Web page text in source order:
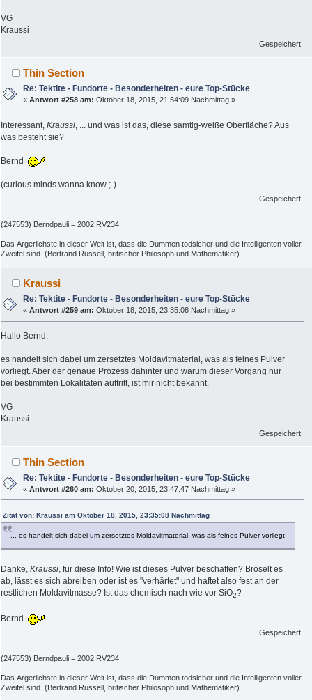
VG
Kraussi
Gespeichert
Thin Section
Re: Tektite - Fundorte - Besonderheiten - eure Top-Stücke
«Antwort #258 am: Oktober 18, 2015, 21:54:09 Nachmittag »
Interessant, Kraussi, ... und was ist das, diese samtig-weiße Oberfläche? Aus
was besteht sie?
Bernd
(curious minds wanna know ;-)
Gespeichert
(247553) Berndpauli = 2002 RV234
Das Ärgerlichste in dieser Welt ist, dass die Dummen todsicher und die Intelligenten voller
Zweifel sind. (Bertrand Russell, britischer Philosoph und Mathematiker).
Kraussi
Re: Tektite - Fundorte - Besonderheiten - eure Top-Stücke
«Antwort #259 am: Oktober 18, 2015, 23:35:08 Nachmittag »
Hallo Bernd,
es handelt sich dabei um zersetztes Moldavitmaterial, was als feines Pulver
vorliegt. Aber der genaue Prozess dahinter und warum dieser Vorgang nur
bei bestimmten Lokalitäten auftritt, ist mir nicht bekannt.
VG
Kraussi
Gespeichert
Thin Section
Re: Tektite - Fundorte - Besonderheiten - eure Top-Stücke
«Antwort #260 am: Oktober 20, 2015, 23:47:47 Nachmittag »
Zitat von: Kraussi am Oktober 18, 2015, 23:35:08 Nachmittag
... es handelt sich dabei um zersetztes Moldavitmaterial, was als feines Pulver vorliegt
Danke, Kraussi , für diese Info! Wie ist dieses Pulver beschaffen? Bröselt es
ab, lässt es sich abreiben oder ist es "verhärtet" und haftet also fest an der
restlichen Moldavitmasse? Ist das chemisch nach wie vor SiO2?
Bernd
Gespeichert
(247553) Berndpauli = 2002 RV234
Das Ärgerlichste in dieser Welt ist, dass die Dummen todsicher und die Intelligenten voller
Zweifel sind. (Bertrand Russell, britischer Philosoph und Mathematiker).